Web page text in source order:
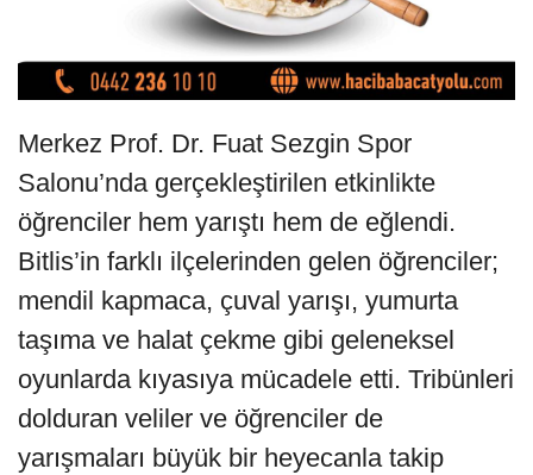
Merkez Prof. Dr. Fuat Sezgin Spor
Salonu’nda gerçekleştirilen etkinlikte
öğrenciler hem yarıştı hem de eğlendi.
Bitlis’in farklı ilçelerinden gelen öğrenciler;
mendil kapmaca, çuval yarışı, yumurta
taşıma ve halat çekme gibi geleneksel
oyunlarda kıyasıya mücadele etti. Tribünleri
dolduran veliler ve öğrenciler de
yarışmaları büyük bir heyecanla takip